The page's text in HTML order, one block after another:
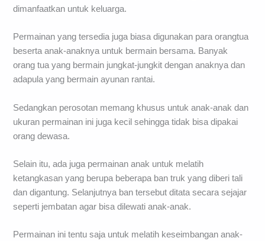
dimanfaatkan untuk keluarga.
Permainan yang tersedia juga biasa digunakan para orangtua
beserta anak-anaknya untuk bermain bersama. Banyak
orang tua yang bermain jungkat-jungkit dengan anaknya dan
adapula yang bermain ayunan rantai.
Sedangkan perosotan memang khusus untuk anak-anak dan
ukuran permainan ini juga kecil sehingga tidak bisa dipakai
orang dewasa.
Selain itu, ada juga permainan anak untuk melatih
ketangkasan yang berupa beberapa ban truk yang diberi tali
dan digantung. Selanjutnya ban tersebut ditata secara sejajar
seperti jembatan agar bisa dilewati anak-anak.
Permainan ini tentu saja untuk melatih keseimbangan anak-